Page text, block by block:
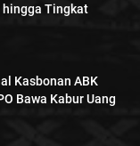
hingga Tingkat
Kasbonan ABK
Bawa Kabur Uang